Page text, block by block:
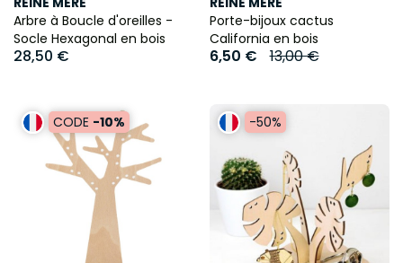
Arbre à Boucle d'oreilles -
Socle Hexagonal en bois
28,50 €
Porte-bijoux cactus
California en bois
6,50 € 13,00 €
CODE -10% -50%